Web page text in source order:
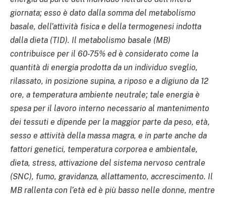
giornata; esso è dato dalla somma del metabolismo
basale, dell’attività fisica e della termogenesi indotta
dalla dieta (TID). Il metabolismo basale (MB)
contribuisce per il 60-75% ed è considerato come la
quantità di energia prodotta da un individuo sveglio,
rilassato, in posizione supina, a riposo e a digiuno da 12
ore, a temperatura ambiente neutrale; tale energia è
spesa per il lavoro interno necessario al mantenimento
dei tessuti e dipende per la maggior parte da peso, età,
sesso e attività della massa magra, e in parte anche da
fattori genetici, temperatura corporea e ambientale,
dieta, stress, attivazione del sistema nervoso centrale
(SNC), fumo, gravidanza, allattamento, accrescimento. Il
MB rallenta con l’età ed è più basso nelle donne, mentre